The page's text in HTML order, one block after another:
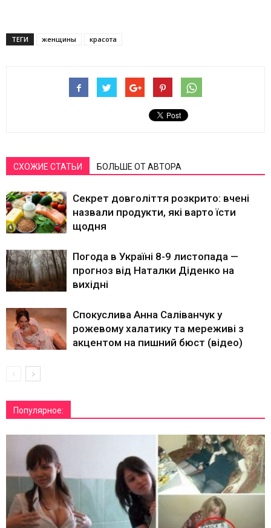
ТЕГИ женщины красота
СХОЖИЕ СТАТЬИ БОЛЬШЕ ОТ АВТОРА
Секрет довголіття розкрито: вчені
назвали продукти, які варто їсти
щодня
Погода в Україні 8-9 листопада —
прогноз від Наталки Діденко на
вихідні
Спокуслива Анна Саліванчук у
рожевому халатику та мереживі з
акцентом на пишний бюст (відео)
Популярное: